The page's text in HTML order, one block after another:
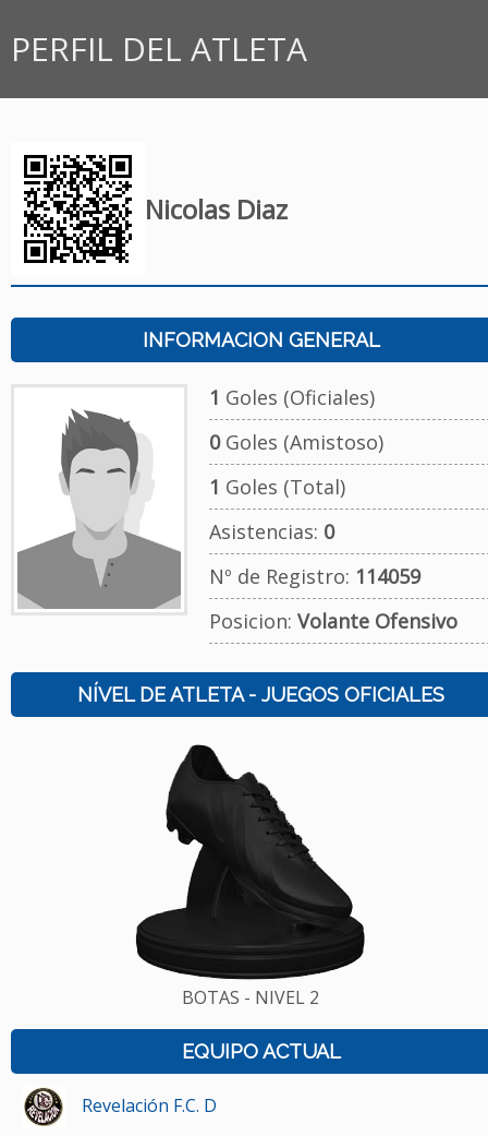
PERFIL DEL ATLETA
Nicolas Diaz
INFORMACION GENERAL
1 Goles (Oficiales)
0Goles (Amistoso)
1 Goles (Total)
Asistencias: 0
Nº de Registro: 114059
Posicion: Volante Ofensivo
NÍVEL DE ATLETA - JUEGOS OFICIALES
BOTAS - NIVEL 2
EQUIPO ACTUAL
Revelación F.C. D